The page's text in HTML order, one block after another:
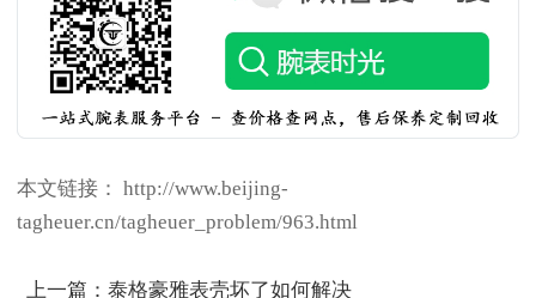
本文链接： http://www.beijing-
tagheuer.cn/tagheuer_problem/963.html
上一篇：泰格豪雅表壳坏了如何解决